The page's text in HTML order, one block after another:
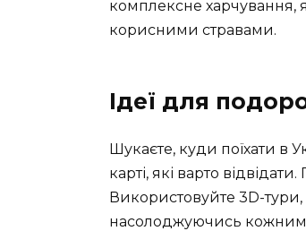
комплексне харчування,
корисними стравами.
Ідеї для
Шукаєте, куди поїхати в
карті, які варто
Використовуйте 3D-тури,
насолоджуючись